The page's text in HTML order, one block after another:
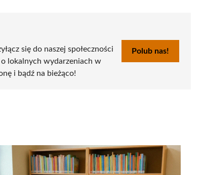
się do naszej społeczności
o lokalnych wydarzeniach w
i bądź na bieżąco!
Polub nas!